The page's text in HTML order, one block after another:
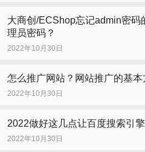
大商创/ECShop忘记admin密码
理员密码？
2022年10月30日
怎么推广网站？网站推广的基
2022年10月30日
2022做好这几点让百度搜索引
2022年10月30日